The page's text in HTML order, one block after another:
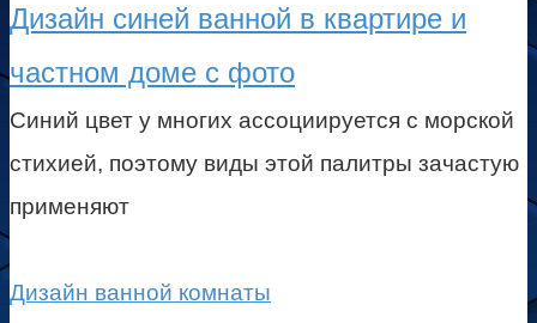
Дизайн синей ванной в квартире и
частном доме с фото
Синий цвет у многих ассоциируется с морской
стихией, поэтому виды этой палитры зачастую
применяют
Дизайн ванной комнаты